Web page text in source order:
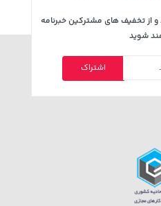
141,000 تومان
165,900
و از تخفیف های مشترکین خبرنامه
شوید
اشتراک